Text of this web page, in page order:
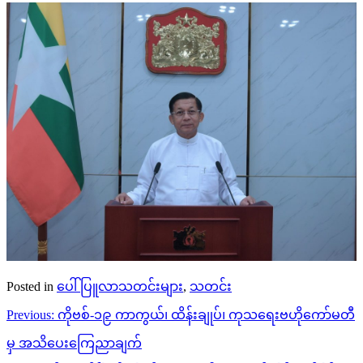
Posted in ပေါ်ပြူလာသတင်းများ, သတင်း
Post
navigation
Previous: ကိုဗစ်-၁၉ ကာကွယ်၊ ထိန်းချုပ်၊ ကုသရေးဗဟိုကော်မတီ
မှ အသိပေးကြေညာချက်